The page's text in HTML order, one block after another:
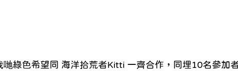
哋綠色希望同 海洋拾荒者Kitti 一齊合作，同埋10名參加